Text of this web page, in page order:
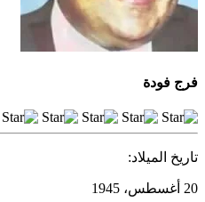
فرج فودة
تاريخ الميلاد:
20 أغسطس، 1945